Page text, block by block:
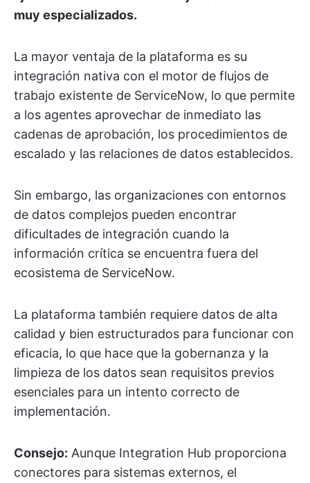
muy especializados.
La mayor ventaja de la plataforma es su
integración nativa con el motor de flujos de
trabajo existente de ServiceNow, lo que permite
a los agentes aprovechar de inmediato las
cadenas de aprobación, los procedimientos de
escalado y las relaciones de datos establecidos.
Sin embargo, las organizaciones con entornos
de datos complejos pueden encontrar
dificultades de integración cuando la
información crítica se encuentra fuera del
ecosistema de ServiceNow.
La plataforma también requiere datos de alta
calidad y bien estructurados para funcionar con
eficacia, lo que hace que la gobernanza y la
limpieza de los datos sean requisitos previos
esenciales para un intento correcto de
implementación.
Consejo: Aunque Integration Hub proporciona
conectores para sistemas externos, el